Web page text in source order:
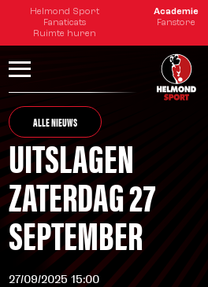
Helmond Sport Academie
Fanaticats
Fanstore
Ruimte huren
ALLE NIEUWS
UITSLAGEN
ZATERDAG 27
SEPTEMBER
27/09/2025 15:00